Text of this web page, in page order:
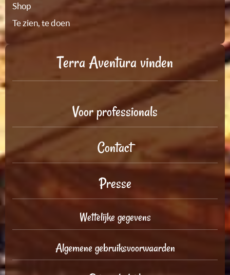
Shop
Te zien, te doen
Terra Aventura vinden
Voor professionals
Contact
Presse
Wettelijke gegevens
Algemene gebruiksvoorwaarden